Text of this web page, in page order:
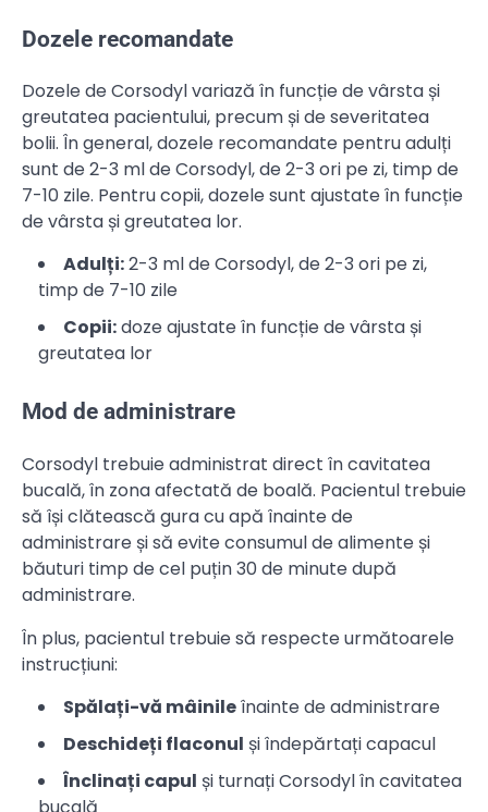
Dozele recomandate
Dozele de Corsodyl variază în funcție de vârsta și
greutatea pacientului, precum și de severitatea
bolii. În general, dozele recomandate pentru adulți
sunt de 2-3 ml de Corsodyl, de 2-3 ori pe zi, timp de
7-10 zile. Pentru copii, dozele sunt ajustate în funcție
de vârsta și greutatea lor.
Adulți:2-3 ml de Corsodyl, de 2-3 ori pe zi,
timp de 7-10 zile
Copii:doze ajustate în funcție de vârsta și
greutatea lor
Mod de administrare
Corsodyl trebuie administrat direct în cavitatea
bucală, în zona afectată de boală. Pacientul trebuie
să își clătească gura cu apă înainte de
administrare și să evite consumul de alimente și
băuturi timp de cel puțin 30 de minute după
administrare.
În plus, pacientul trebuie să respecte următoarele
instrucțiuni:
Spălați-vă mâinileînainte de administrare
Deschideți flaconul și îndepărtați capacul
Înclinați capul și turnați Corsodyl în cavitatea